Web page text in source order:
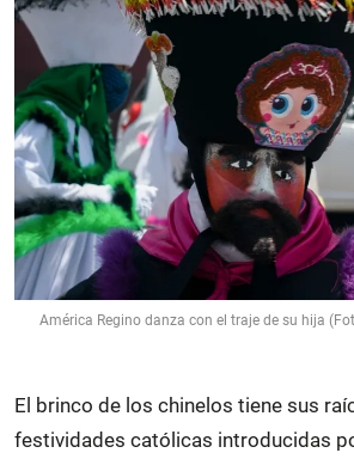
América Regino danza con el traje de su hija
El brinco de los chinelos tiene sus
festividades católicas introducidas